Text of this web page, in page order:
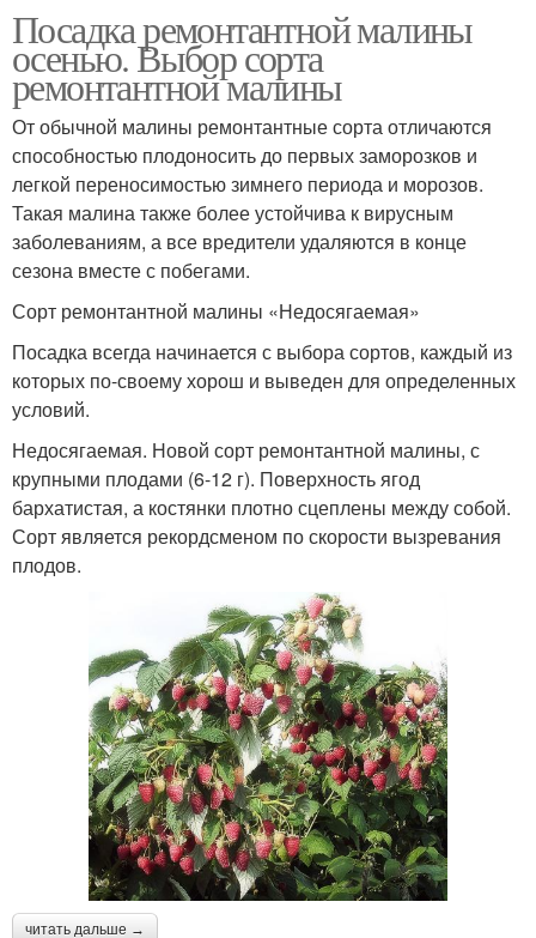
Посадка ремонтантной малины
осенью. Выбор сорта
ремонтантной малины
От обычной малины ремонтантные сорта отличаются
способностью плодоносить до первых заморозков и
легкой переносимостью зимнего периода и морозов.
Такая малина также более устойчива к вирусным
заболеваниям, а все вредители удаляются в конце
сезона вместе с побегами.
Сорт ремонтантной малины «Недосягаемая»
Посадка всегда начинается с выбора сортов, каждый из
которых по-своему хорош и выведен для определенных
условий.
Недосягаемая. Новой сорт ремонтантной малины, с
крупными плодами (6-12 г). Поверхность ягод
бархатистая, а костянки плотно сцеплены между собой.
Сорт является рекордсменом по скорости вызревания
плодов.
читать дальше →